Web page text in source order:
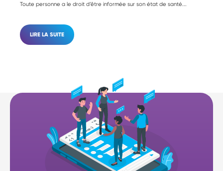
Toute personne a le droit d’être informée sur son état de santé...
LIRE LA SUITE